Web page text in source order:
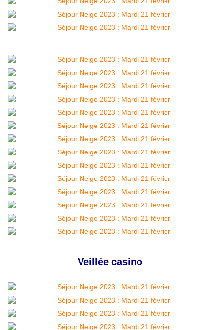
Veillée casino